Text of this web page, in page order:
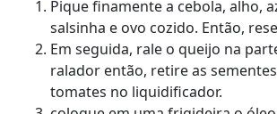
Pique finamente a cebola, alho,
salsinha e ovo cozido. Então,
Em seguida, rale o queijo na
ralador então, retire as
tomates no liquidificador.